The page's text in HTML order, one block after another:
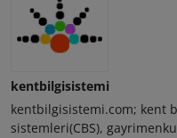
kentbilgisistemi
kentbilgisistemi.com; kent
sistemleri(CBS),